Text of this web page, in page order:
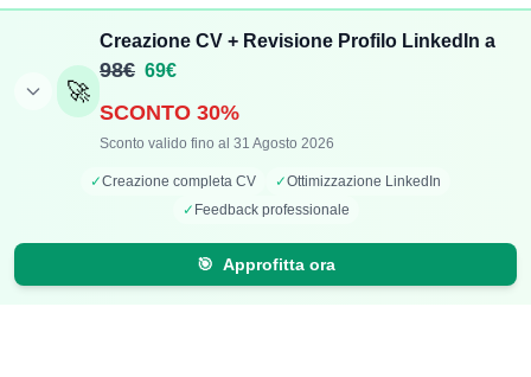
🚀
Creazione CV + Revisione Profilo LinkedIn a
98€ 69€
SCONTO 30%
Sconto valido fino al 31 Agosto 2026
✓Creazione completa CV ✓Ottimizzazione LinkedIn
✓ Feedback professionale
🎯 Approfitta ora
Aggiungi Compenso
Stipendi Dipendenti
Fatturati Partite IVA
Classifica Aziende
Mappa Stipendi Italia
Calcolatori